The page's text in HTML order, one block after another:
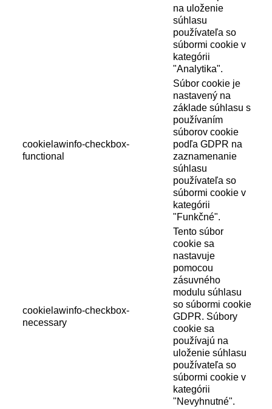
na uloženie
súhlasu
používateľa so
súbormi cookie v
kategórii
"Analytika".
cookielawinfo-checkbox-
functional
Súbor cookie je
nastavený na
základe súhlasu s
používaním
súborov cookie
podľa GDPR na
zaznamenanie
súhlasu
používateľa so
súbormi cookie v
kategórii
"Funkčné".
cookielawinfo-checkbox-
necessary
Tento súbor
cookie sa
nastavuje
pomocou
zásuvného
modulu súhlasu
so súbormi cookie
GDPR. Súbory
cookie sa
používajú na
uloženie súhlasu
používateľa so
súbormi cookie v
kategórii
"Nevyhnutné".